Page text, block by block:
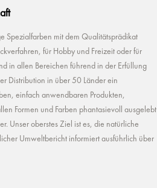
Spezialfarben mit dem Qualitätsprädikat
für Hobby und Freizeit oder für
in allen Bereichen führend in der Erfüllung
Distribution in über 50 Länder ein
einfach anwendbaren Produkten,
Formen und Farben phantasievoll ausgelebt
Unser oberstes Ziel ist es, die natürliche
Umweltbericht informiert ausführlich über